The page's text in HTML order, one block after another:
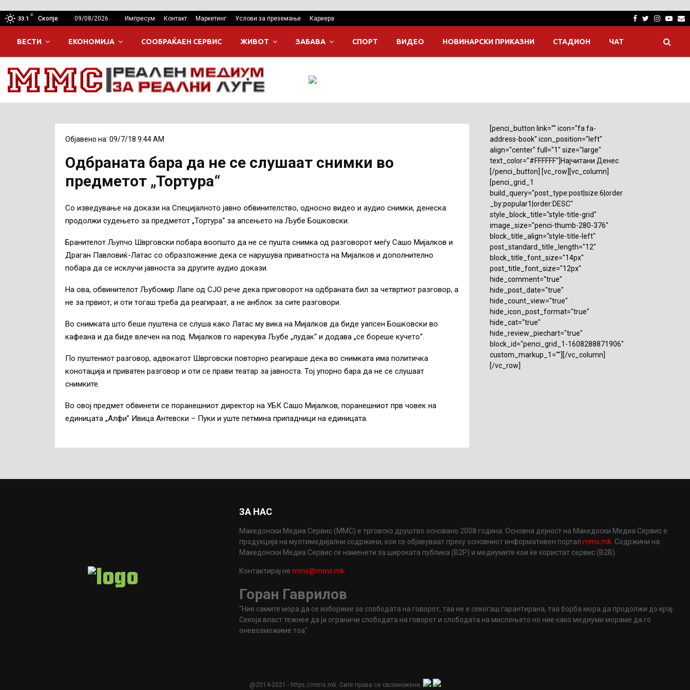
33.1
C
Скопје 09/08/2026 Импресум Контакт Маркетинг Услови за преземање Кариера Facebook
Twitter
ВЕСТИ ЕКОНОМИЈА СООБРАЌАЕН СЕРВИС ЖИВОТ ЗАБАВА СПОРТ ВИДЕО НОВИНАРСКИ ПРИКАЗНИ СТАДИОН ЧАТ
Објавено на: 09/7/18 9:44 AM
Одбраната бара да не се слушаат снимки во
предметот „Тортура“
Со изведување на докази на Специјалното јавно обвинителство, односно видео и аудио снимки, денеска
продолжи судењето за предметот „Тортура“ за апсењето на Љубе Бошковски.
Бранителот Љупчо Шврговски побара воопшто да не се пушта снимка од разговорот меѓу Сашо Мијалков и
Драган Павловиќ-Латас со образложение дека се нарушува приватноста на Мијалков и дополнително
побара да се исклучи јавноста за другите аудио докази.
На ова, обвинителот Љубомир Лапе од СЈО рече дека приговорот на одбраната бил за четвртиот разговор, а
не за првиот, и оти тогаш треба да реагираат, а не анблок за сите разговори.
Во снимката што беше пуштена се слуша како Латас му вика на Мијалков да биде уапсен Бошковски во
кафеана и да биде влечен на под. Мијалков го нарекува Љубе „лудак“ и додава „се бореше кучето“.
По пуштениот разговор, адвокатот Шврговски повторно реагираше дека во снимката има политичка
конотација и приватен разговор и оти се прави театар за јавноста. Тој упорно бара да не се слушаат
снимките.
Во овој предмет обвинети се поранешниот директор на УБК Сашо Мијалков, поранешниот прв човек на
единицата „Алфи” Ивица Антевски – Пуки и уште петмина припадници на единицата.
[penci_button link="" icon="fa fa-
address-book" icon_position="left"
align="center" full="1" size="large"
text_color="#FFFFFF"]Најчитани Денес
[/penci_button] [vc_row][vc_column]
[penci_grid_1
build_query="post_type:post|size:6|order
_by:popular1|order:DESC"
style_block_title="style-title-grid"
image_size="penci-thumb-280-376"
block_title_align="style-title-left"
post_standard_title_length="12"
block_title_font_size="14px"
post_title_font_size="12px"
hide_comment="true"
hide_post_date="true"
hide_count_view="true"
hide_icon_post_format="true"
hide_cat="true"
hide_review_piechart="true"
block_id="penci_grid_1-1608288871906"
custom_markup_1=""][/vc_column]
[/vc_row]
ЗА НАС
Македонски Медиа Сервис (ММС) е трговско друштво основано 2008 година. Основна дејност на Македоски Медиа Сервис е
продукција на мултимедијални содржини, кои се објавуваат преку основниот информативен порталmms.mk. Содржини на
Македонски Медиа Сервис се наменети за широката публика (B2P) и медиумите кои ќе користат сервис (B2B).
Контактирај неmms@mms.mk
Горан Гаврилов
"Ние самите мора да се избориме за слободата на говорот, таа не е секогаш гарантирана, таа борба мора да продолжи до крај.
Секоја власт тежнее да ја ограничи слободата на говорот и слободата на мислењето но ние како медиуми мораме да го
оневозможиме тоа"
@2014-2021 - https://mms.mk. Сите права се овозможени.